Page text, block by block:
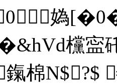
媯
�&hVd欓
鎎棉N$?$